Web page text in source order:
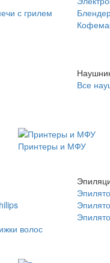
с грилем
Все
Принтеры и МФУ
волос